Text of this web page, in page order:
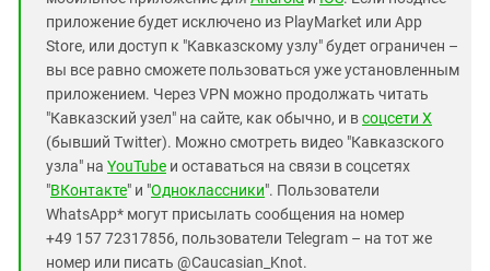
приложение будет исключено из PlayMarket или App
Store, или доступ к "Кавказскому узлу" будет ограничен –
вы все равно сможете пользоваться уже установленным
приложением. Через VPN можно продолжать читать
"Кавказский узел" на сайте, как обычно, и всоцсети X
(бывший Twitter). Можно смотреть видео "Кавказского
узла" на YouTube и оставаться на связи в соцсетях
"ВКонтакте" и "Одноклассники". Пользователи
WhatsApp* могут присылать сообщения на номер
+49 157 72317856, пользователи Telegram – на тот же
номер или писать @Caucasian_Knot.